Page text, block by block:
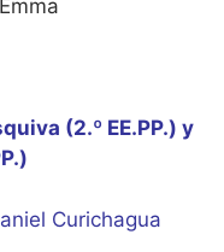
(2.º EE.PP.) y
Curichagua